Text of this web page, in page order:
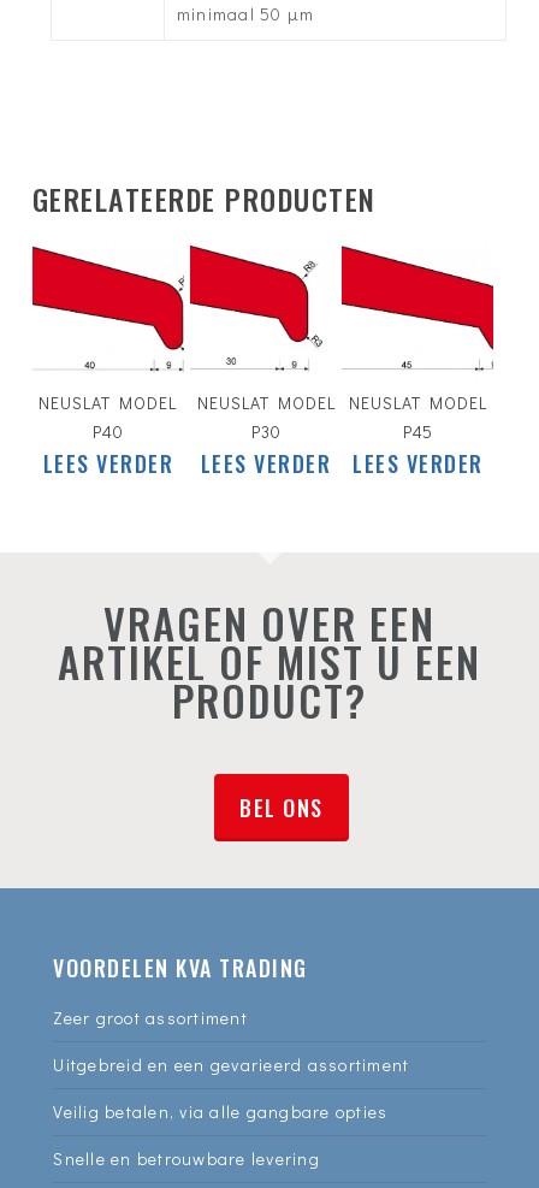
minimaal 50 µm
GERELATEERDE PRODUCTEN
NEUSLAT MODEL
P40
LEES VERDER
NEUSLAT MODEL
P30
LEES VERDER
NEUSLAT MODEL
P45
LEES VERDER
VRAGEN OVER EEN
ARTIKEL OF MIST U EEN
PRODUCT?
BEL ONS
VOORDELEN KVA TRADING
Zeer groot assortiment
Uitgebreid en een gevarieerd assortiment
Veilig betalen, via alle gangbare opties
Snelle en betrouwbare levering